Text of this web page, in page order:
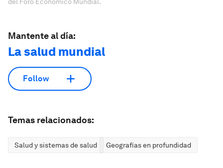
Mantente al día:
La salud mundial
Follow
Temas relacionados:
Salud y sistemas de salud Geografías en profundidad